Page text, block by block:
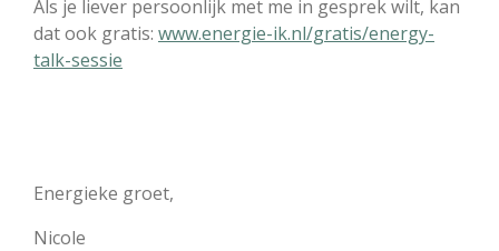
Als je liever persoonlijk met me in gesprek wilt, kan
dat ook gratis: www.energie-ik.nl/gratis/energy-
talk-sessie
Energieke groet,
Nicole